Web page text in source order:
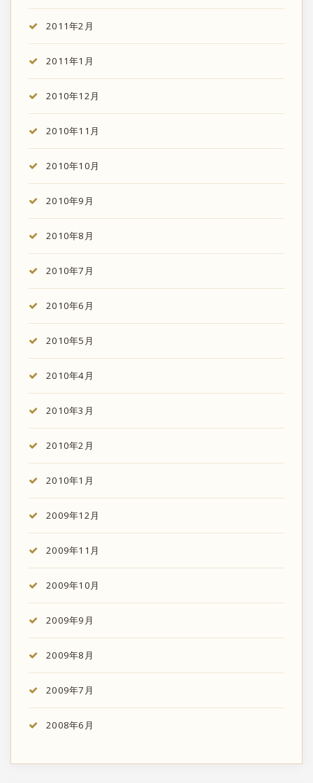
2011年2月
2011年1月
2010年12月
2010年11月
2010年10月
2010年9月
2010年8月
2010年7月
2010年6月
2010年5月
2010年4月
2010年3月
2010年2月
2010年1月
2009年12月
2009年11月
2009年10月
2009年9月
2009年8月
2009年7月
2008年6月